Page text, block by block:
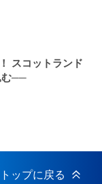
スコットランド
む──
トップに戻る